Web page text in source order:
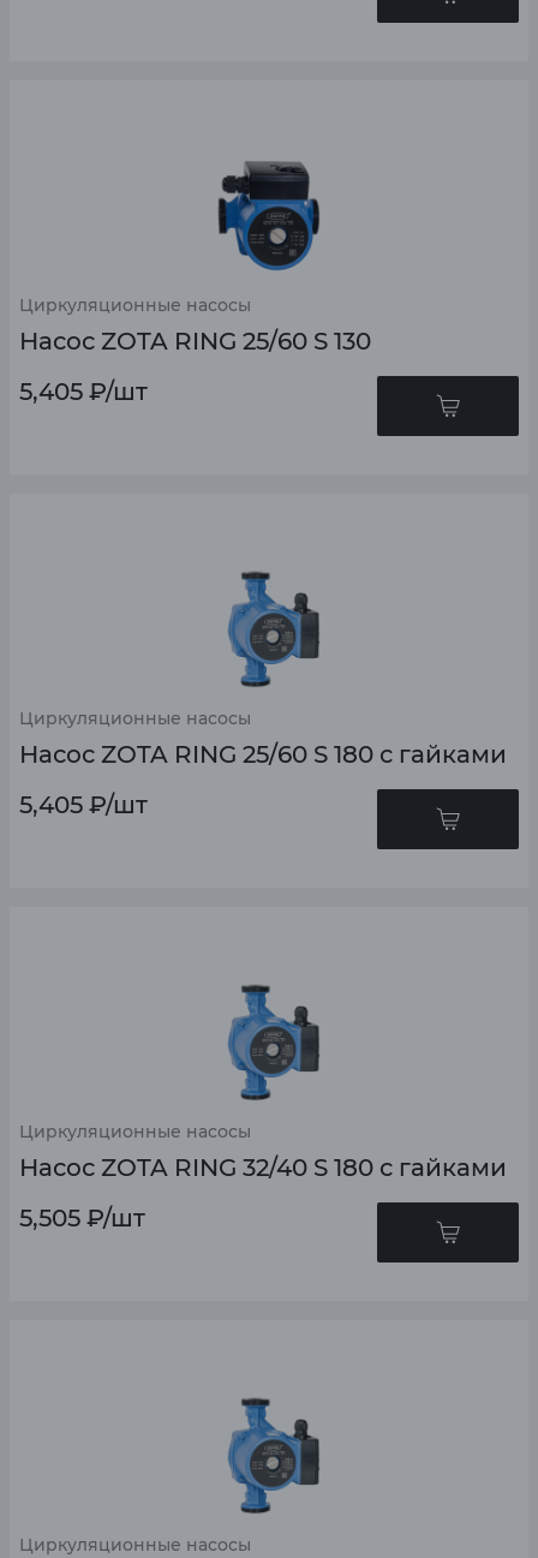
Циркуляционные насосы
Насос ZOTA RING 25/60 S 130
5,405 ₽/шт
Циркуляционные насосы
Насос ZOTA RING 25/60 S 180 с гайками
5,405 ₽/шт
Циркуляционные насосы
Насос ZOTA RING 32/40 S 180 с гайками
5,505 ₽/шт
Циркуляционные насосы